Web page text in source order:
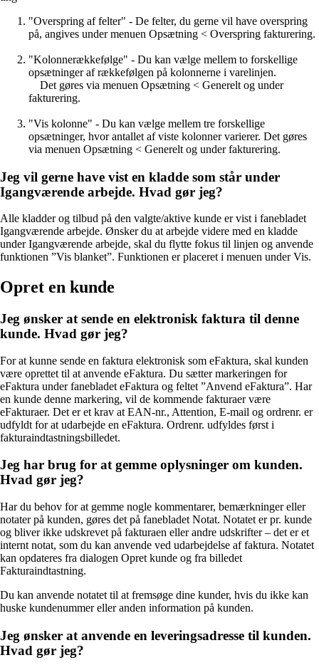
"Overspring af felter" - De felter, du gerne vil have overspring
på, angives under menuen Opsætning < Overspring fakturering.
"Kolonnerækkefølge" - Du kan vælge mellem to forskellige
opsætninger af rækkefølgen på kolonnerne i varelinjen.
Det gøres via menuen Opsætning < Generelt og under
fakturering.
"Vis kolonne" - Du kan vælge mellem tre forskellige
opsætninger, hvor antallet af viste kolonner varierer. Det gøres
via menuen Opsætning < Generelt og under fakturering.
Jeg vil gerne have vist en kladde som står under
Igangværende arbejde. Hvad gør jeg?
Alle kladder og tilbud på den valgte/aktive kunde er vist i fanebladet
Igangværende arbejde. Ønsker du at arbejde videre med en kladde
under Igangværende arbejde, skal du flytte fokus til linjen og anvende
funktionen ”Vis blanket”. Funktionen er placeret i menuen under Vis.
Opret en kunde
Jeg ønsker at sende en elektronisk faktura til denne
kunde. Hvad gør jeg?
For at kunne sende en faktura elektronisk som eFaktura, skal kunden
være oprettet til at anvende eFaktura. Du sætter markeringen for
eFaktura under fanebladet eFaktura og feltet ”Anvend eFaktura”. Har
en kunde denne markering, vil de kommende fakturaer være
eFakturaer. Det er et krav at EAN-nr., Attention, E-mail og ordrenr. er
udfyldt for at udarbejde en eFaktura. Ordrenr. udfyldes først i
fakturaindtastningsbilledet.
Jeg har brug for at gemme oplysninger om kunden.
Hvad gør jeg?
Har du behov for at gemme nogle kommentarer, bemærkninger eller
notater på kunden, gøres det på fanebladet Notat. Notatet er pr. kunde
og bliver ikke udskrevet på fakturaen eller andre udskrifter – det er et
internt notat, som du kan anvende ved udarbejdelse af faktura. Notatet
kan opdateres fra dialogen Opret kunde og fra billedet
Fakturaindtastning.
Du kan anvende notatet til at fremsøge dine kunder, hvis du ikke kan
huske kundenummer eller anden information på kunden.
Jeg ønsker at anvende en leveringsadresse til kunden.
Hvad gør jeg?